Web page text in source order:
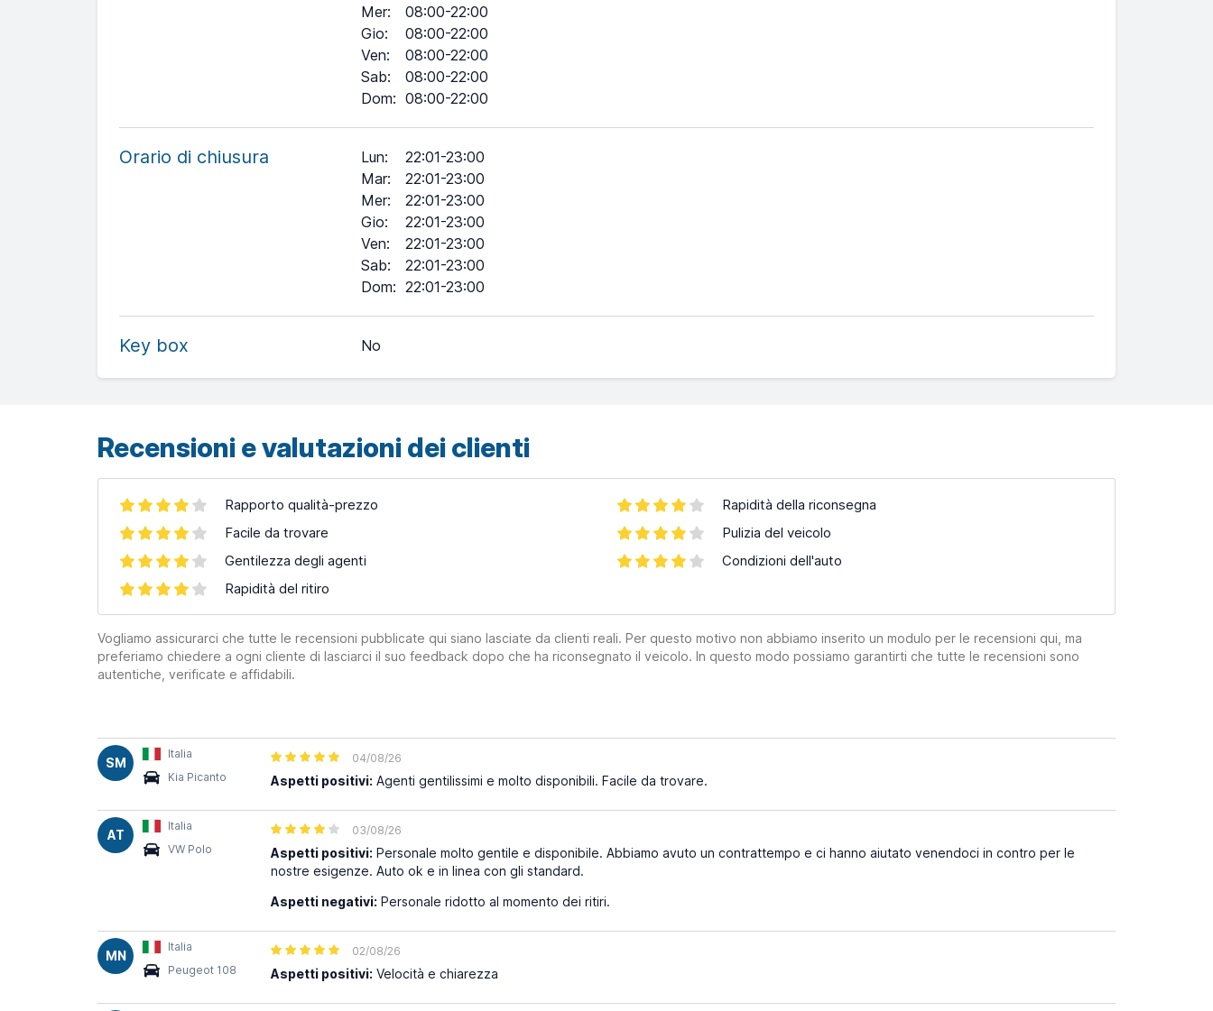
Mer:
08:00-22:00
Gio:
08:00-22:00
Ven:
08:00-22:00
Sab:
08:00-22:00
Dom: 08:00-22:00
Orario di chiusura Lun:
22:01-23:00
Mar:
22:01-23:00
Mer:
22:01-23:00
Gio:
22:01-23:00
Ven:
22:01-23:00
Sab:
22:01-23:00
Dom: 22:01-23:00
Key box No
Recensioni e valutazioni dei clienti
Rapporto qualità-prezzo
Facile da trovare
Gentilezza degli agenti
Rapidità del ritiro
Rapidità della riconsegna
Pulizia del veicolo
Condizioni dell'auto
Vogliamo assicurarci che tutte le recensioni pubblicate qui siano lasciate da clienti reali. Per questo motivo non abbiamo inserito un modulo per le recensioni qui, ma
preferiamo chiedere a ogni cliente di lasciarci il suo feedback dopo che ha riconsegnato il veicolo. In questo modo possiamo garantirti che tutte le recensioni sono
autentiche, verificate e affidabili.
SM
Italia
Kia Picanto
04/08/26
Aspetti positivi: Agenti gentilissimi e molto disponibili. Facile da trovare.
AT
Italia
VW Polo
03/08/26
Aspetti positivi: Personale molto gentile e disponibile. Abbiamo avuto un contrattempo e ci hanno aiutato venendoci in contro per le
nostre esigenze. Auto ok e in linea con gli standard.
Aspetti negativi: Personale ridotto al momento dei ritiri.
MN
Italia
Peugeot 108
02/08/26
Aspetti positivi: Velocità e chiarezza